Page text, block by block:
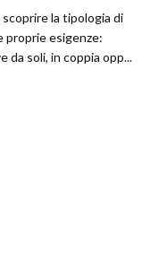
scoprire la tipologia di
proprie esigenze:
da soli, in coppia opp...